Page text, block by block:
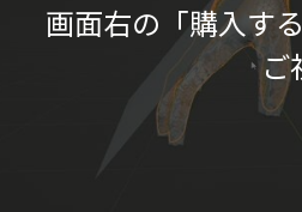
画面右の「購入す
ご